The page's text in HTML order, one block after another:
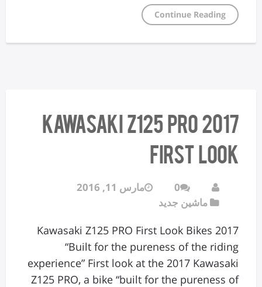
Continue Reading
2017 Kawasaki Z125 PRO
First Look
0
مارس 11, 2016
ماشین جدید
2017 Kawasaki Z125 PRO First Look Bikes
“Built for the pureness of the riding
experience” First look at the 2017 Kawasaki
Z125 PRO, a bike “built for the pureness of